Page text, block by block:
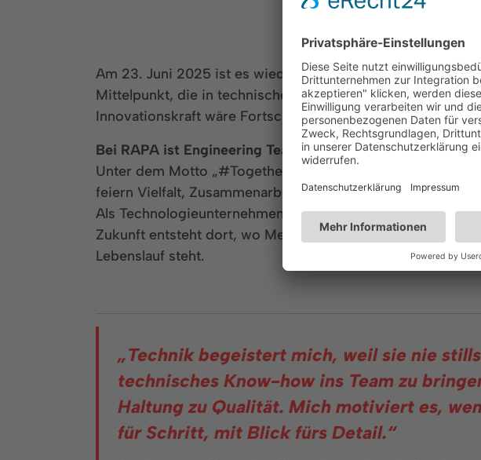
Am 23. Juni 2025 ist es wieder so weit: Der International
Mittelpunkt, die in technischen Berufen Großartiges
Innovationskraft wäre Fortschritt nicht möglich.
Bei RAPA ist Engineering Teamarbeit – unabhängig vom
Unter dem Motto „#TogetherWeEngineer“ feiern wir bei
feiern Vielfalt, Zusammenarbeit und die Überzeugung,
Als Technologieunternehmen mit hoher Fertigungstiefe
Zukunft entsteht dort, wo Menschen leidenschaftlich
Lebenslauf steht.
„Technik begeistert mich, weil sie nie
technisches Know-how ins Team zu
Haltung zu Qualität. Mich motiviert es,
für Schritt, mit Blick fürs Detail.“